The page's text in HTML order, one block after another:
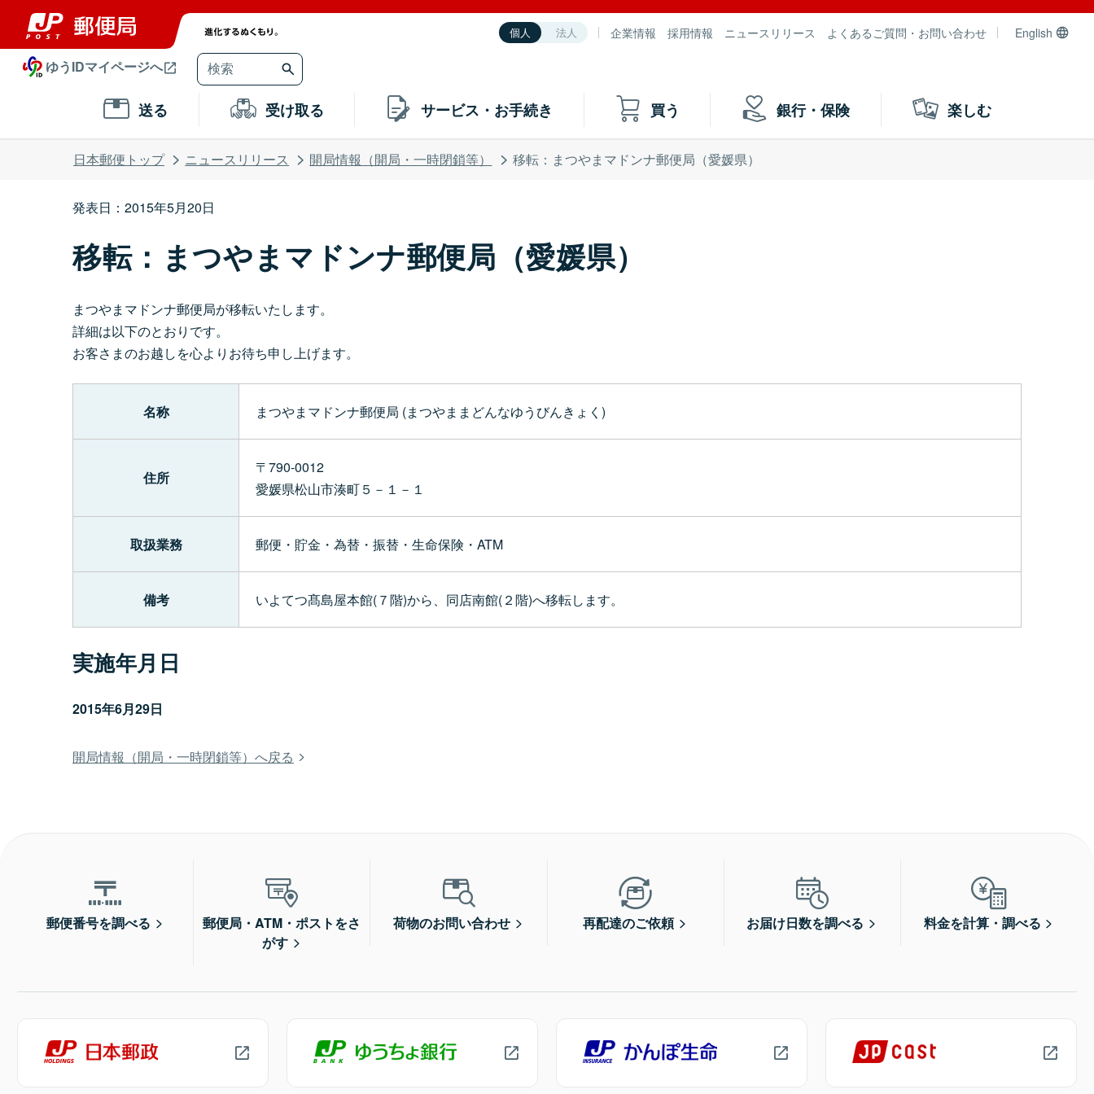
個人 法人 企業情報 採用情報 ニュースリリース よくあるご質問・お問い合わせ English
ゆうIDマイページへ
送る 受け取る サービス・お手続き 買う 銀行・保険 楽しむ
日本郵便トップ ニュースリリース 開局情報（開局・一時閉鎖等） 移転：まつやまマドンナ郵便局（愛媛県）
発表日：2015年5月20日
移転：まつやまマドンナ郵便局（愛媛県）
まつやまマドンナ郵便局が移転いたします。
詳細は以下のとおりです。
お客さまのお越しを心よりお待ち申し上げます。
名称 まつやまマドンナ郵便局 (まつやままどんなゆうびんきょく)
住所
〒790-0012
愛媛県松山市湊町５－１－１
取扱業務 郵便・貯金・為替・振替・生命保険・ATM
備考 いよてつ髙島屋本館(７階)から、同店南館(２階)へ移転します。
実施年月日
2015年6月29日
開局情報（開局・一時閉鎖等）へ戻る
郵便番号を調べる
郵便局・ATM・ポストをさ
がす
荷物のお問い合わせ 再配達のご依頼 お届け日数を調べる 料金を計算・調べる